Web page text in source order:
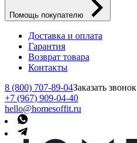
Помощь покупателю
Доставка и оплата
Гарантия
Возврат товара
Контакты
8 (800) 707-89-04Заказать звонок
+7 (967) 909-04-40
hello@homesoffit.ru